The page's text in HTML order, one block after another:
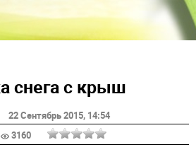
снега с крыш
22 Сентябрь 2015, 14:54
3160